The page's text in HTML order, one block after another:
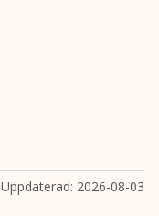
Uppdaterad: 2026-08-03